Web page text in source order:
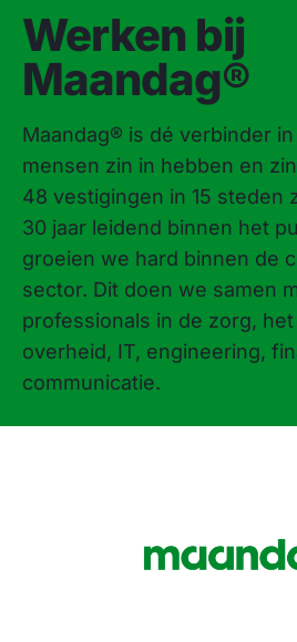
Werken bij
Maandag®
Maandag® is dé verbinder
mensen zin in hebben en
48 vestigingen in 15 steden
30 jaar leidend binnen het
groeien we hard binnen de
sector. Dit doen we samen
professionals in de zorg,
overheid, IT, engineering,
communicatie.